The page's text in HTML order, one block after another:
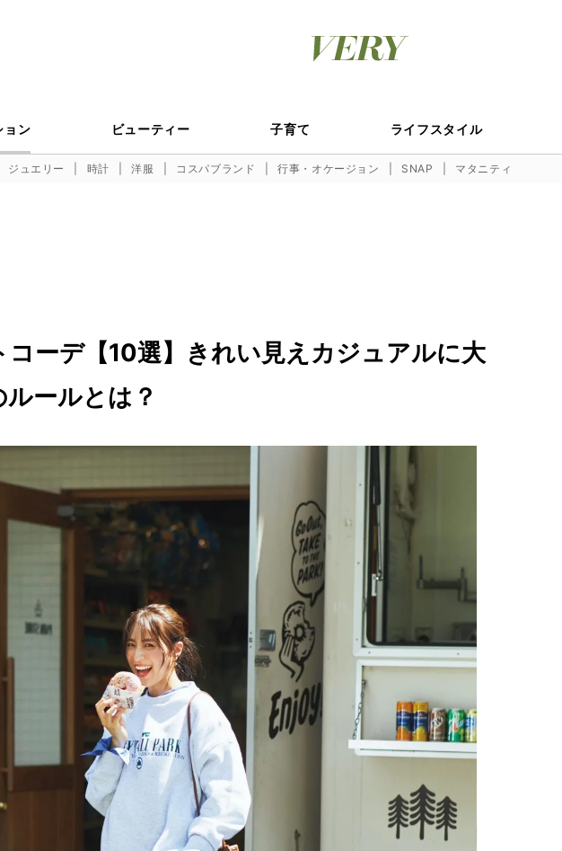
ョン ビューティー 子育て ライフスタイル
ジュエリー 時計 洋服 コスパブランド 行事・オケージョン SNAP マタニティ
コーデ【10選】きれい見えカジュアルに大
ールとは？